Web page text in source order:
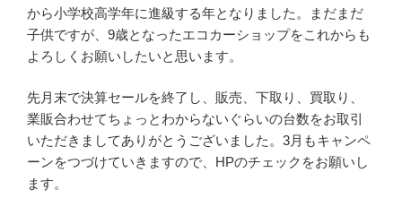
から小学校高学年に進級する年となりました。まだまだ
子供ですが、9歳となったエコカーショップをこれからも
よろしくお願いしたいと思います。
先月末で決算セールを終了し、販売、下取り、買取り、
業販合わせてちょっとわからないぐらいの台数をお取引
いただきましてありがとうございました。3月もキャンペ
ーンをつづけていきますので、HPのチェックをお願いし
ます。